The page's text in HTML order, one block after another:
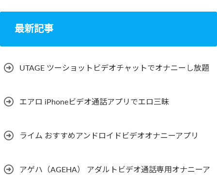
最新記事
UTAGE ツーショットビデオチャットでオナニーし放題
エアロ iPhoneビデオ通話アプリでエロ三昧
ライム おすすめアンドロイドビデオオナニーアプリ
アゲハ（AGEHA） アダルトビデオ通話専用オナニーア